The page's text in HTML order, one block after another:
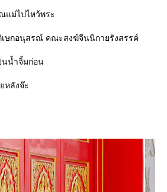
แม่ไปไหว้พระ
ษกอนุสรณ์ คณะสงฆ์จีนนิกายรังสรรค์
นน้ำจิ้มก่อน
หลังจ๊ะ